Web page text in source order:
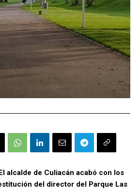
alcalde de Culiacán acabó con los
del director del Parque Las